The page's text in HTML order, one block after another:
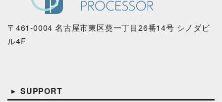
〒461-0004 名古屋市東区葵一丁目26番14号 シノダビ
ル4F
SUPPORT